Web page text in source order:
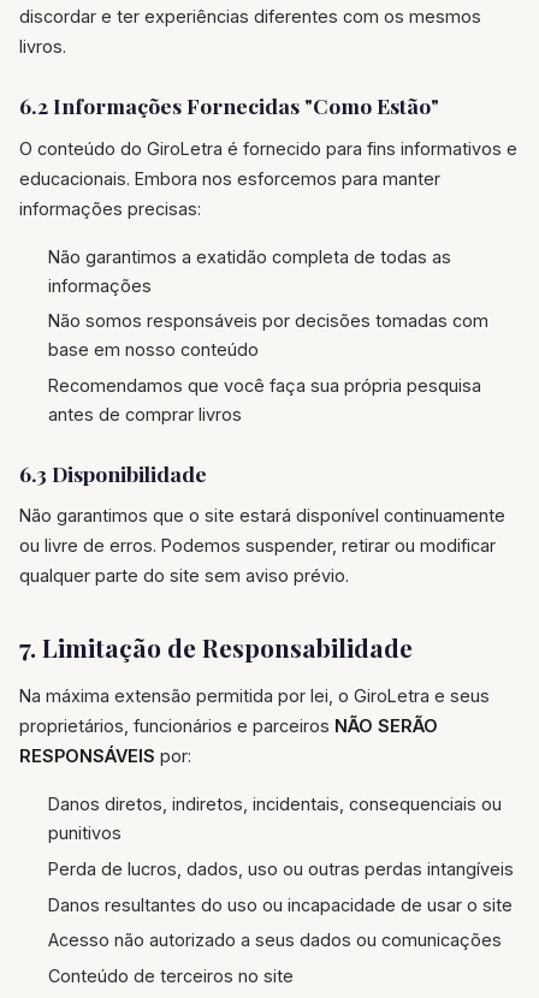
discordar e ter experiências diferentes com os mesmos
livros.
6.2 Informações Fornecidas "Como Estão"
O conteúdo do GiroLetra é fornecido para fins informativos e
educacionais. Embora nos esforcemos para manter
informações precisas:
Não garantimos a exatidão completa de todas as
informações
Não somos responsáveis por decisões tomadas com
base em nosso conteúdo
Recomendamos que você faça sua própria pesquisa
antes de comprar livros
6.3 Disponibilidade
Não garantimos que o site estará disponível continuamente
ou livre de erros. Podemos suspender, retirar ou modificar
qualquer parte do site sem aviso prévio.
7. Limitação de Responsabilidade
Na máxima extensão permitida por lei, o GiroLetra e seus
proprietários, funcionários e parceiros NÃO SERÃO
RESPONSÁVEIS por:
Danos diretos, indiretos, incidentais, consequenciais ou
punitivos
Perda de lucros, dados, uso ou outras perdas intangíveis
Danos resultantes do uso ou incapacidade de usar o site
Acesso não autorizado a seus dados ou comunicações
Conteúdo de terceiros no site